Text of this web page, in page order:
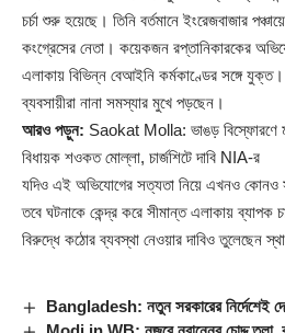
চর্চা শুরু হয়েছে। তিনি বর্তমানে ইংরেজবাজার
কংগ্রেসের নেতা। কয়েকজন রপ্তানিকারকের
এলাকায় বিভিন্ন বেআইনি কর্মকাণ্ডের সঙ্গে
ব্যবসায়ীরা নানা সমস্যার মুখে পড়ছেন।
আরও পড়ুন: Saokat Molla: ভাঙড় বিস্ফোরণে
বিধায়ক শওকত মোল্লা, চার্জশিটে দাবি NIA-র
যদিও এই অভিযোগের সত্যতা নিয়ে এখনও কোনও
তবে ঘটনাকে কেন্দ্র করে সীমান্ত এলাকায় ব্যাপক
বিরুদ্ধে কঠোর ব্যবস্থা নেওয়ার দাবিও তুলেছেন
Bangladesh: নতুন সরকারের নির্দেশেই